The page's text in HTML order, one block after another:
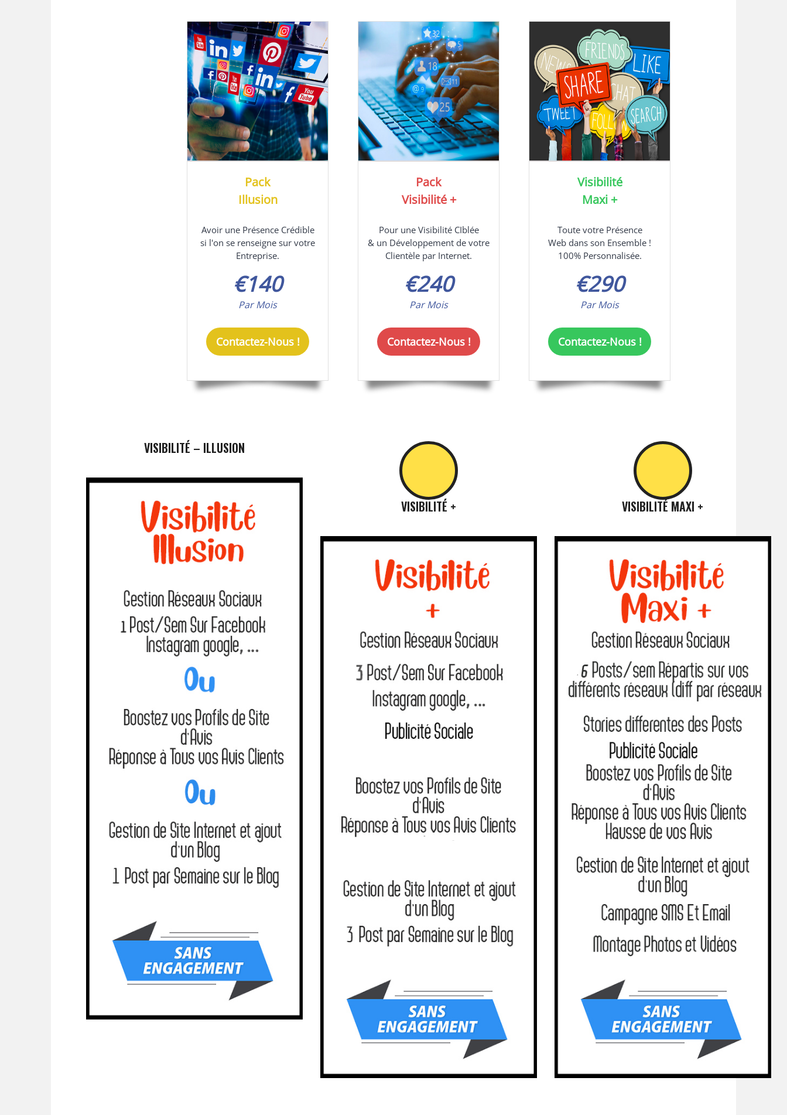
Pack
Illusion
Avoir une Présence Crédible
si l'on se renseigne sur votre
Entreprise.
€140
Par Mois
Contactez-Nous !
Pack
Visibilité +
Pour une Visibilité CIblée
& un Développement de votre
Clientèle par Internet.
€240
Par Mois
Contactez-Nous !
Visibilité
Maxi +
Toute votre Présence
Web dans son Ensemble !
100% Personnalisée.
€290
Par Mois
Contactez-Nous !
VISIBILITÉ – ILLUSION
VISIBILITÉ + VISIBILITÉ MAXI +